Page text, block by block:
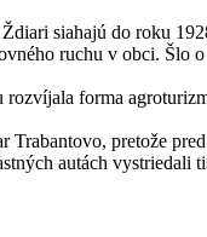
siahajú do roku
ruchu v obci.
forma
Trabantovo, pretože
autách